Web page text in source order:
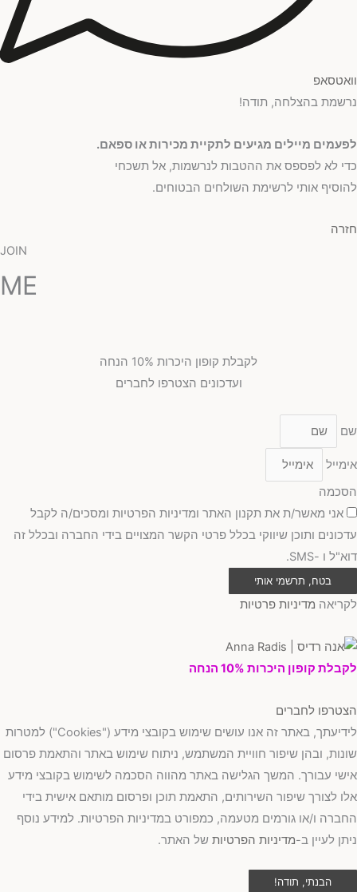
וואטסאפ
נרשמת בהצלחה, תודה!
לפעמים מיילים מגיעים לתקיית מכירות או ספאם.
כדי לא לפספס את ההטבות לנרשמות, אל תשכחי
להוסיף אותי לרשימת השולחים הבטוחים.
חזרה
JOIN
ME
לקבלת קופון היכרות 10% הנחה
ועדכונים הצטרפו לחברים
שם
אימייל
הסכמה
אני מאשר/ת את תקנון האתר ומדיניות הפרטיות ומסכים/ה לקבל
עדכונים ותוכן שיווקי בכלל פרטי הקשר המצויים בידי החברה ובכלל זה
דוא"ל ו -SMS.
בטח, תרשמי אותי
לקריאה מדיניות פרטיות
לקבלת קופון היכרות 10% הנחה
הצטרפו לחברים
לידיעתך, באתר זה אנו עושים שימוש בקובצי מידע ("Cookies") למטרות
שונות, ובהן שיפור חוויית המשתמש, ניתוח שימוש באתר והתאמת פרסום
אישי עבורך. המשך הגלישה באתר מהווה הסכמה לשימוש בקובצי מידע
אלו לצורך שיפור השירותים, התאמת תוכן ופרסום מותאם אישית בידי
החברה ו/או גורמים מטעמה, כמפורט במדיניות הפרטיות. למידע נוסף
ניתן לעיין ב-מדיניות הפרטיות של האתר.
הבנתי, תודה!